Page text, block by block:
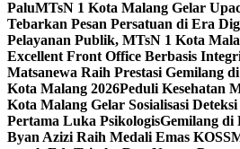
PaluMTsN 1 Kota Malang Gelar
Tebarkan Pesan Persatuan di Era
Pelayanan Publik, MTsN 1 Kota
Excellent Front Office Berbasis
Matsanewa Raih Prestasi Gemilang
Kota Malang 2026Peduli Kesehatan
Kota Malang Gelar Sosialisasi
Pertama Luka PsikologisGemilang di
Byan Azizi Raih Medali Emas